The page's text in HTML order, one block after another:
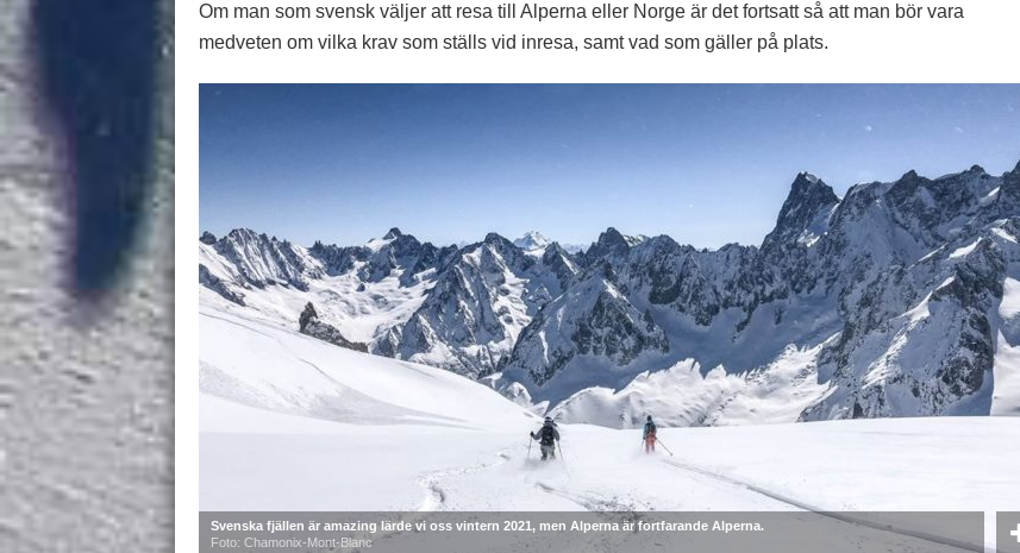
Om man som svensk väljer att resa till Alperna eller Norge är det fortsatt så att man bör vara
medveten om vilka krav som ställs vid inresa, samt vad som gäller på plats.
Svenska fjällen är amazing lärde vi oss vintern 2021, men Alperna är fortfarande Alperna.
Foto: Chamonix-Mont-Blanc